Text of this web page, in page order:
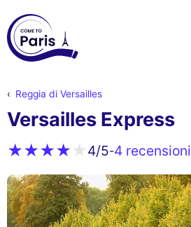
Reggia di Versailles
Versailles Express
4/5-4 recensioni